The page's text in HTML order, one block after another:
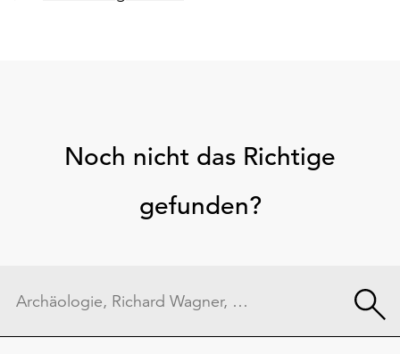
Noch nicht das Richtige
gefunden?